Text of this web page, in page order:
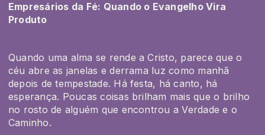
Empresários da Fé: Quando o Evangelho Vira
Produto
Quando uma alma se rende a Cristo, parece que o
céu abre as janelas e derrama luz como manhã
depois de tempestade. Há festa, há canto, há
esperança. Poucas coisas brilham mais que o brilho
no rosto de alguém que encontrou a Verdade e o
Caminho.